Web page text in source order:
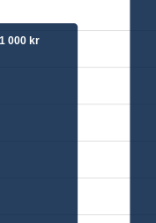
000 kr